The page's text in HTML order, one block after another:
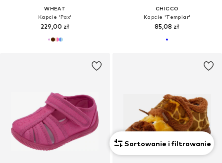
WHEAT
Kapcie 'Pax'
229,00 zł
CHICCO
Kapcie 'Templar'
85,08 zł
Sortowanie i filtrowanie